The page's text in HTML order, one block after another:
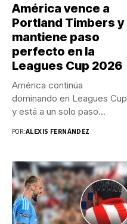
América vence a
Portland Timbers y
mantiene paso
perfecto en la
Leagues Cup 2026
América continúa
dominando en Leagues Cup
y está a un solo paso...
POR:ALEXIS FERNÁNDEZ